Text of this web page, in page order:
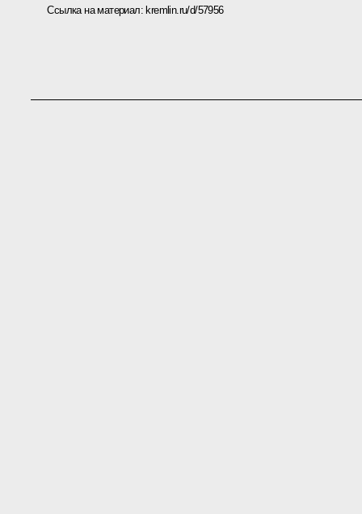
Ссылка на материал: kremlin.ru/d/57956